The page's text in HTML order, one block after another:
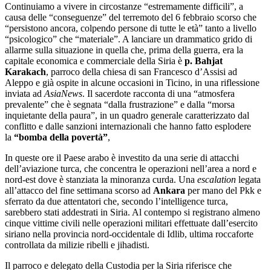
Continuiamo a vivere in circostanze “estremamente difficili”, a
causa delle “conseguenze” del terremoto del 6 febbraio scorso che
“persistono ancora, colpendo persone di tutte le età” tanto a livello
“psicologico” che “materiale”. A lanciare un drammatico grido di
allarme sulla situazione in quella che, prima della guerra, era la
capitale economica e commerciale della Siria è p. Bahjat
Karakach, parroco della chiesa di san Francesco d’Assisi ad
Aleppo e già ospite in alcune occasioni in Ticino, in una riflessione
inviata ad AsiaNews. Il sacerdote racconta di una “atmosfera
prevalente” che è segnata “dalla frustrazione” e dalla “morsa
inquietante della paura”, in un quadro generale caratterizzato dal
conflitto e dalle sanzioni internazionali che hanno fatto esplodere
la “bomba della povertà”,
In queste ore il Paese arabo è investito da una serie di attacchi
dell’aviazione turca, che concentra le operazioni nell’area a nord e
nord-est dove è stanziata la minoranza curda. Una escalation legata
all’attacco del fine settimana scorso ad Ankara per mano del Pkk e
sferrato da due attentatori che, secondo l’intelligence turca,
sarebbero stati addestrati in Siria. Al contempo si registrano almeno
cinque vittime civili nelle operazioni militari effettuate dall’esercito
siriano nella provincia nord-occidentale di Idlib, ultima roccaforte
controllata da milizie ribelli e jihadisti.
Il parroco e delegato della Custodia per la Siria riferisce che